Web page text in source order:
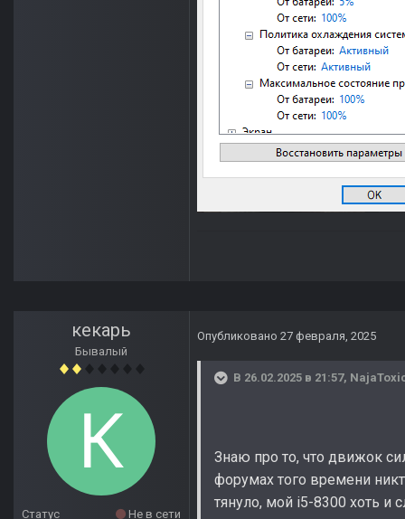
кекарь
Бывалый
Статус
Не в сети
Опубликовано 27 февраля, 2025
В 26.02.2025 в 21:57,
Знаю про то, что движок
форумах того времени
тянуло, мой i5-8300 хоть и